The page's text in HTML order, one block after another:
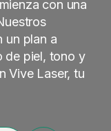
con una
un plan a
de piel, tono y
Vive Laser, tu